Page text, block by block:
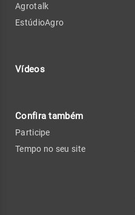
Agrotalk
EstúdioAgro
Vídeos
Confira também
Participe
Tempo no seu site